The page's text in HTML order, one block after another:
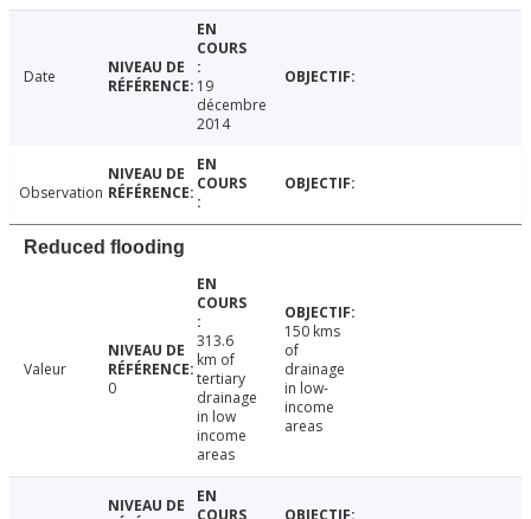
Date
19
décembre
2014
Observation
Reduced flooding
Valeur
0
313.6
km of
tertiary
drainage
in low
income
areas
150 kms
of
drainage
in low-
income
areas